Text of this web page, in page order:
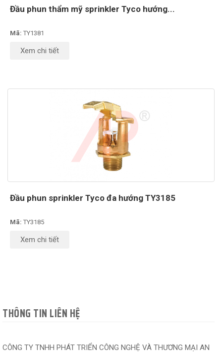
Đầu phun thẩm mỹ sprinkler Tyco hướng...
Mã: TY1381
Xem chi tiết
Đầu phun sprinkler Tyco đa hướng TY3185
Mã: TY3185
Xem chi tiết
THÔNG TIN LIÊN HỆ
CÔNG TY TNHH PHÁT TRIỂN CÔNG NGHỆ VÀ THƯƠNG MẠI AN